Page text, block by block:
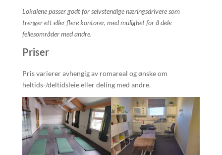
Lokalene passer godt for selvstendige næringsdrivere som
trenger ett eller flere kontorer, med mulighet for å dele
fellesområder med andre.
Priser
Pris varierer avhengig av romareal og ønske om
heltids-/deltidsleie eller deling med andre.